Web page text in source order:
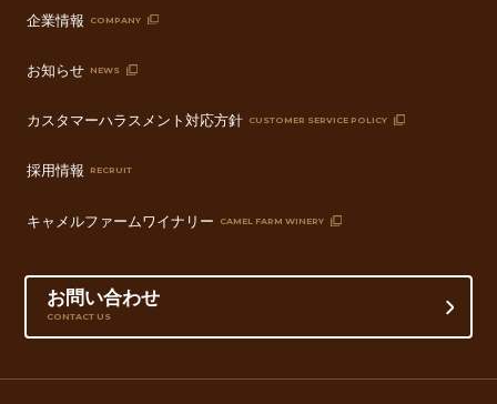
企業情報 COMPANY
お知らせ NEWS
カスタマーハラスメント対応方針 CUSTOMER SERVICE POLICY
採用情報 RECRUIT
キャメルファームワイナリー CAMEL FARM WINERY
お問い合わせ
CONTACT US